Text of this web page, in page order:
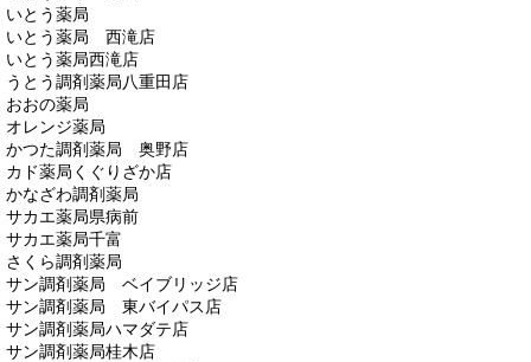
いとう薬局
いとう薬局 西滝店
いとう薬局西滝店
うとう調剤薬局八重田店
おおの薬局
オレンジ薬局
かつた調剤薬局 奥野店
カド薬局くぐりざか店
かなざわ調剤薬局
サカエ薬局県病前
サカエ薬局千富
さくら調剤薬局
サン調剤薬局 ベイブリッジ店
サン調剤薬局 東バイパス店
サン調剤薬局ハマダテ店
サン調剤薬局桂木店